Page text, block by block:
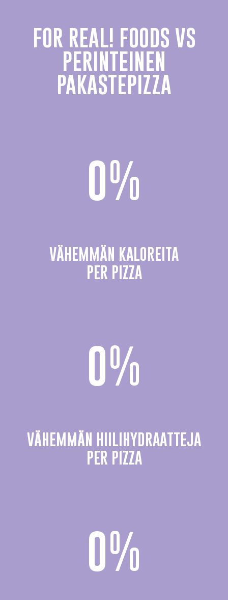
FOR REAL! FOODS VS
PERINTEINEN
PAKASTEPIZZA
0%
VÄHEMMÄN KALOREITA
PER PIZZA
0%
VÄHEMMÄN HIILIHYDRAATTEJA
PER PIZZA
0%